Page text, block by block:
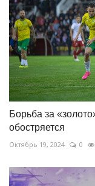
Борьба за
обостряется
Октябрь 19, 2024 0